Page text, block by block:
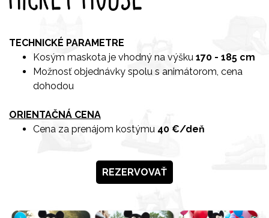
TECHNICKÉ PARAMETRE
Kosým maskota je vhodný na výšku 170 - 185 cm
Možnosť objednávky spolu s animátorom, cena
dohodou
ORIENTAČNÁ CENA
Cena za prenájom kostýmu 40 €/deň
REZERVOVAŤ